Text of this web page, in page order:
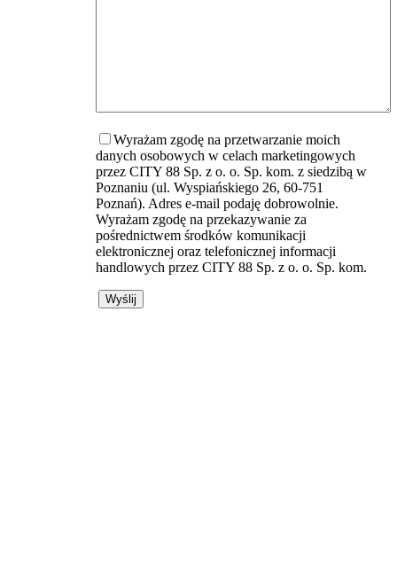
Wyrażam zgodę na przetwarzanie moich
danych osobowych w celach marketingowych
przez CITY 88 Sp. z o. o. Sp. kom. z siedzibą w
Poznaniu (ul. Wyspiańskiego 26, 60-751
Poznań). Adres e-mail podaję dobrowolnie.
Wyrażam zgodę na przekazywanie za
pośrednictwem środków komunikacji
elektronicznej oraz telefonicznej informacji
handlowych przez CITY 88 Sp. z o. o. Sp. kom.